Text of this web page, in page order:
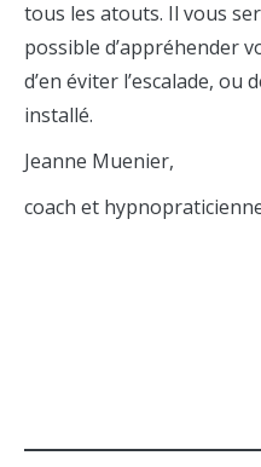
tous les atouts. Il vous
possible d’appréhender
d’en éviter l’escalade, ou
installé.
Jeanne Muenier,
coach et
: